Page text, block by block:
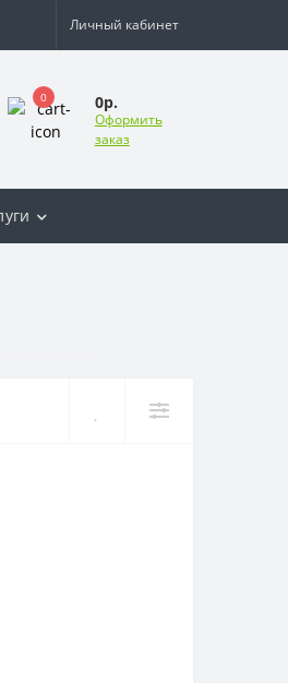
Личный кабинет
0 0р.
Оформить
заказ